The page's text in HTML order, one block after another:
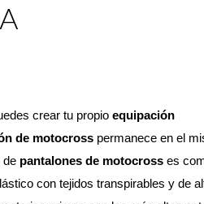
crear tu propio equipación
de motocross permanece en el
de pantalones de motocross es
con tejidos transpirables y de